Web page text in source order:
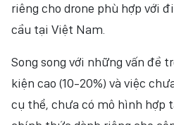
riêng cho drone phù hợp với
cầu tại Việt Nam.
Song song với những vấn đề
kiện cao (10-20%) và việc
cụ thể, chưa có mô hình hợp